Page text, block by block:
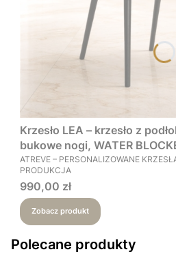
Krzesło LEA – krzesło z
bukowe nogi, WATER
PRODUCENT
ATREVE – PERSONALIZOWANE
PRODUKCJA
Cena
990,00 zł
Zobacz produkt
Polecane produkty